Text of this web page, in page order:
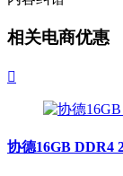
相关电商优惠

协德16GB DDR4